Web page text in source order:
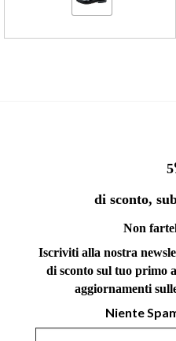
5
di sconto,
Non
Iscriviti alla nostra
di sconto sul tuo primo
aggiornamenti
Niente